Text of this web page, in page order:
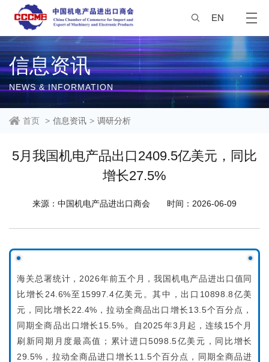
EN
信息资讯
NEWS & INFORMATION
首页 > 信息资讯 > 调研分析
5月我国机电产品出口2409.5亿美元，同比
增长27.5%
来源：中国机电产品进出口商会 时间：2026-06-09
7
●
●
海关总署统计，2026年前五个月，我国机电产品进出口值同
比增长24.6%至15997.4亿美元。其中，出口10898.8亿美
元，同比增长22.4%，拉动全商品出口增长13.5个百分点，
同期全商品出口增长15.5%。自2025年3月起，连续15个月
刷新同期月度最高值；累计进口5098.5亿美元，同比增长
29.5%，拉动全商品进口增长11.5个百分点，同期全商品进